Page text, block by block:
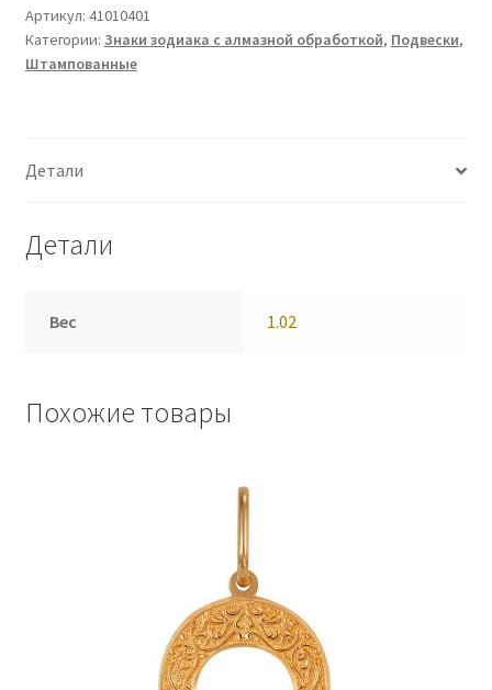
(41010401)
Артикул: 41010401
Категории: Знаки зодиака с алмазной обработкой, Подвески,
Штампованные
Детали
Детали
Вес 1.02
Похожие товары